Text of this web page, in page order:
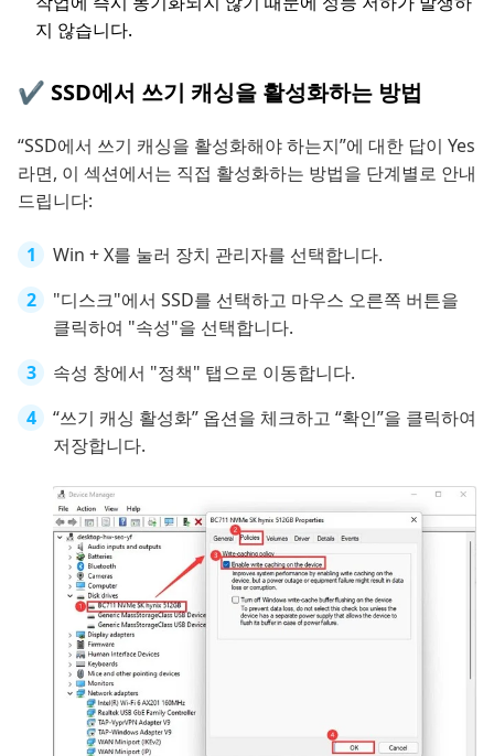
지 않습니다.
✔️ SSD에서 쓰기 캐싱을 활성화하는 방법
“SSD에서 쓰기 캐싱을 활성화해야 하는지”에 대한 답이 Yes
라면, 이 섹션에서는 직접 활성화하는 방법을 단계별로 안내
드립니다:
Win + X를 눌러 장치 관리자를 선택합니다.
"디스크"에서 SSD를 선택하고 마우스 오른쪽 버튼을
클릭하여 "속성"을 선택합니다.
속성 창에서 "정책" 탭으로 이동합니다.
“쓰기 캐싱 활성화” 옵션을 체크하고 “확인”을 클릭하여
저장합니다.